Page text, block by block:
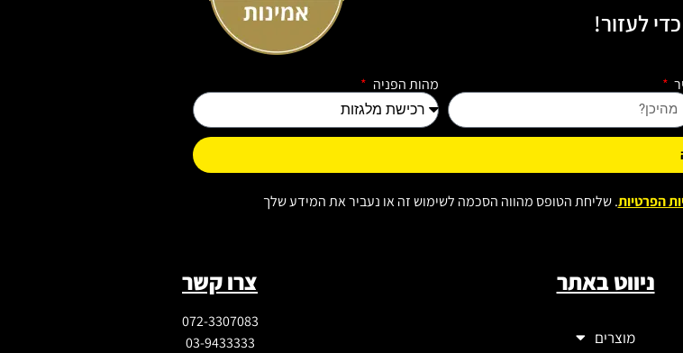
לעזור!
מהות הפניה
הפרטיות. שליחת הטופס מהווה הסכמה לשימוש זה או נעביר את המידע שלך
ניווט באתר
מוצרים
צרו קשר
072-3307083
03-9433333